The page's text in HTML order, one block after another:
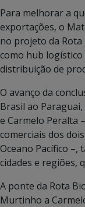
Para melhorar a
exportações, o
no projeto da Rota
como hub
distribuição de
O avanço da
Brasil ao
e Carmelo Peralta
comerciais dos
Oceano Pacífico
cidades e regiões,
A ponte da Rota
Murtinho a